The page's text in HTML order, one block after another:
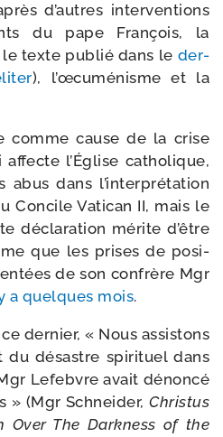
d’autres inter­ven­tions
du pape François, la
le texte publié dans le der­
), l’œcuménisme et la
comme cause de la crise
l’Église catho­lique,
abus dans l’interprétation
Concile Vatican II, mais le
décla­ra­tion mérite d’être
que les prises de posi­
de son confrère Mgr
a quelques mois.
der­nier, « Nous assis­tons
du désastre spi­ri­tuel dans
Lefebvre avait dénon­cé
» (Mgr Schneider, Christus
Over The Darkness of the